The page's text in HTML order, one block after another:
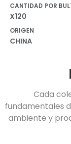
CANTIDAD POR
X120
ORIGEN
CHINA
Cada
fundamentales
ambiente y